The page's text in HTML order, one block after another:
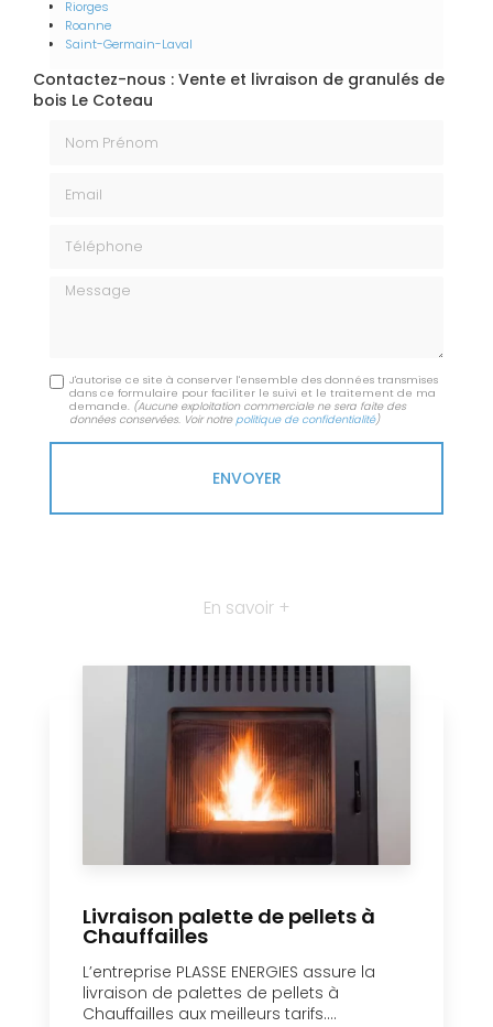
Riorges
Roanne
Saint-Germain-Laval
Contactez-nous : Vente et livraison de granulés de
bois Le Coteau
Message
J'autorise ce site à conserver l'ensemble des données transmises
dans ce formulaire pour faciliter le suivi et le traitement de ma
demande. (Aucune exploitation commerciale ne sera faite des
données conservées. Voir notre politique de confidentialité)
En savoir +
Livraison palette de pellets à
Chauffailles
L’entreprise PLASSE ENERGIES assure la
livraison de palettes de pellets à
Chauffailles aux meilleurs tarifs....